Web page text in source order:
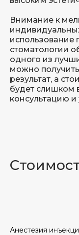
Внимание к
использование
стоматологии
одного из
можно
результат, а
будет слишком
консультацию
Анестезия
Согласен на
персональных
Отправить